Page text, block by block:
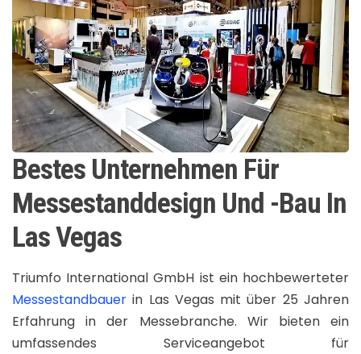
Bestes Unternehmen Für
Messestanddesign Und -Bau In
Las Vegas
Triumfo International GmbH ist ein hochbewerteter
Messestandbauer in Las Vegas mit über 25 Jahren
Erfahrung in der Messebranche. Wir bieten ein
umfassendes Serviceangebot für